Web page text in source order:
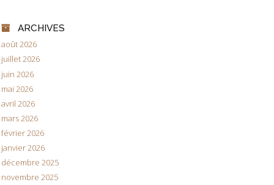
ARCHIVES
août 2026
juillet 2026
juin 2026
mai 2026
avril 2026
mars 2026
février 2026
janvier 2026
décembre 2025
novembre 2025